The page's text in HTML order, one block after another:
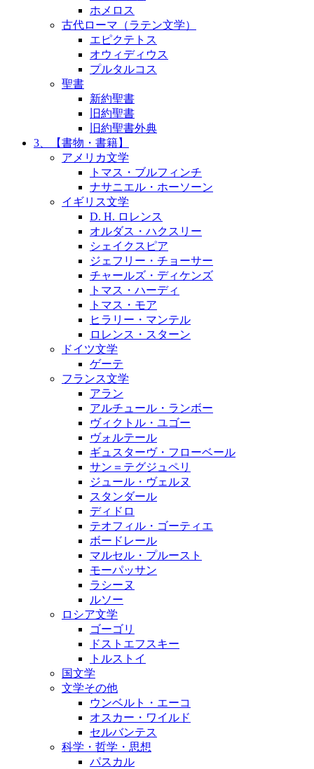
ホメロス
古代ローマ（ラテン文学）
エピクテトス
オウィディウス
プルタルコス
聖書
新約聖書
旧約聖書
旧約聖書外典
3、【書物・書籍】
アメリカ文学
トマス・ブルフィンチ
ナサニエル・ホーソーン
イギリス文学
D. H. ロレンス
オルダス・ハクスリー
シェイクスピア
ジェフリー・チョーサー
チャールズ・ディケンズ
トマス・ハーディ
トマス・モア
ヒラリー・マンテル
ロレンス・スターン
ドイツ文学
ゲーテ
フランス文学
アラン
アルチュール・ランボー
ヴィクトル・ユゴー
ヴォルテール
ギュスターヴ・フローベール
サン＝テグジュペリ
ジュール・ヴェルヌ
スタンダール
ディドロ
テオフィル・ゴーティエ
ボードレール
マルセル・プルースト
モーパッサン
ラシーヌ
ルソー
ロシア文学
ゴーゴリ
ドストエフスキー
トルストイ
国文学
文学その他
ウンベルト・エーコ
オスカー・ワイルド
セルバンテス
科学・哲学・思想
パスカル